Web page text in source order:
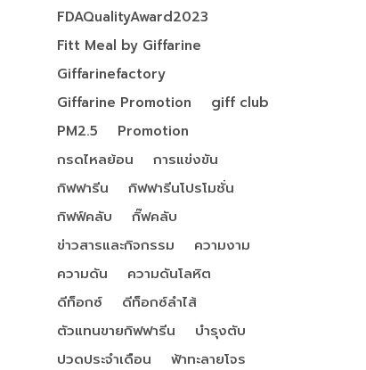
FDAQualityAward2023
Fitt Meal by Giffarine
Giffarinefactory
Giffarine Promotion
giff club
PM2.5
Promotion
กรดไหลย้อน
การแข่งขัน
กิฟฟารีน
กิฟฟารีนโปรโมชั่น
กิฟฟ์คลับ
กิ๊ฟคลับ
ข่าวสารและกิจกรรม
ความงาม
ความดัน
ความดันโลหิต
ดีท็อกซ์
ดีท็อกซ์ลำไส้
ตัวแทนขายกิฟฟารีน
บำรุงตับ
ปวดประจำเดือน
ฟ้าทะลายโจร